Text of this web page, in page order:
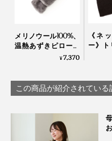
使い方は至ってシンプルで
温熱パッドとして使うな
メリノウール100%、
温熱あずきピロー付
き「ボアマフラー」
¥7,370
《ネ
ー》ト
で冷
寒がり
この商品が紹介されている